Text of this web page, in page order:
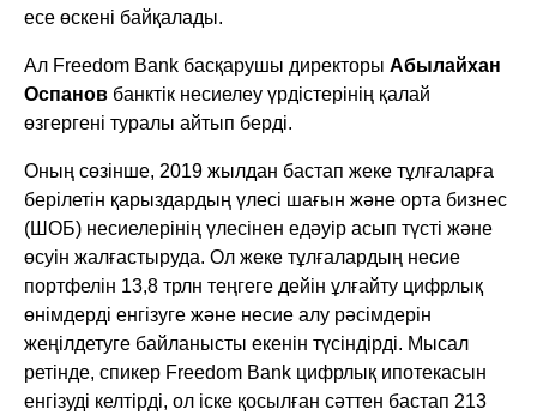
есе өскені байқалады.
Ал Freedom Bank басқарушы директорыАбылайхан
Оспанов банктік несиелеу үрдістерінің қалай
өзгергені туралы айтып берді.
Оның сөзінше, 2019 жылдан бастап жеке тұлғаларға
берілетін қарыздардың үлесі шағын және орта бизнес
(ШОБ) несиелерінің үлесінен едәуір асып түсті және
өсуін жалғастыруда. Ол жеке тұлғалардың несие
портфелін 13,8 трлн теңгеге дейін ұлғайту цифрлық
өнімдерді енгізуге және несие алу рәсімдерін
жеңілдетуге байланысты екенін түсіндірді. Мысал
ретінде, спикер Freedom Bank цифрлық ипотекасын
енгізуді келтірді, ол іске қосылған сәттен бастап 213